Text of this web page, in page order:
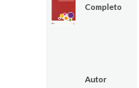
Completo
Autor